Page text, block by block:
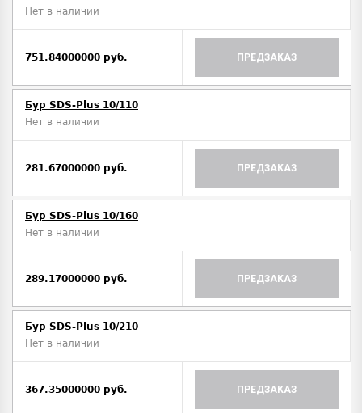
Нет в наличии
751.84000000 руб. ПРЕДЗАКАЗ
Бур SDS-Plus 10/110
Нет в наличии
281.67000000 руб. ПРЕДЗАКАЗ
Бур SDS-Plus 10/160
Нет в наличии
289.17000000 руб. ПРЕДЗАКАЗ
Бур SDS-Plus 10/210
Нет в наличии
367.35000000 руб. ПРЕДЗАКАЗ